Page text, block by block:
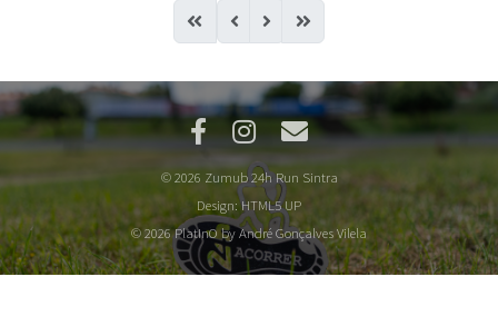
© 2026 Zumub 24h Run Sintra
Design:HTML5 UP
© 2026 PlatInO by André Gonçalves Vilela